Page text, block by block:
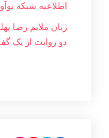
اطلاعیه شبکه
زبان ملایم‌ رضا
دو روایت از یک